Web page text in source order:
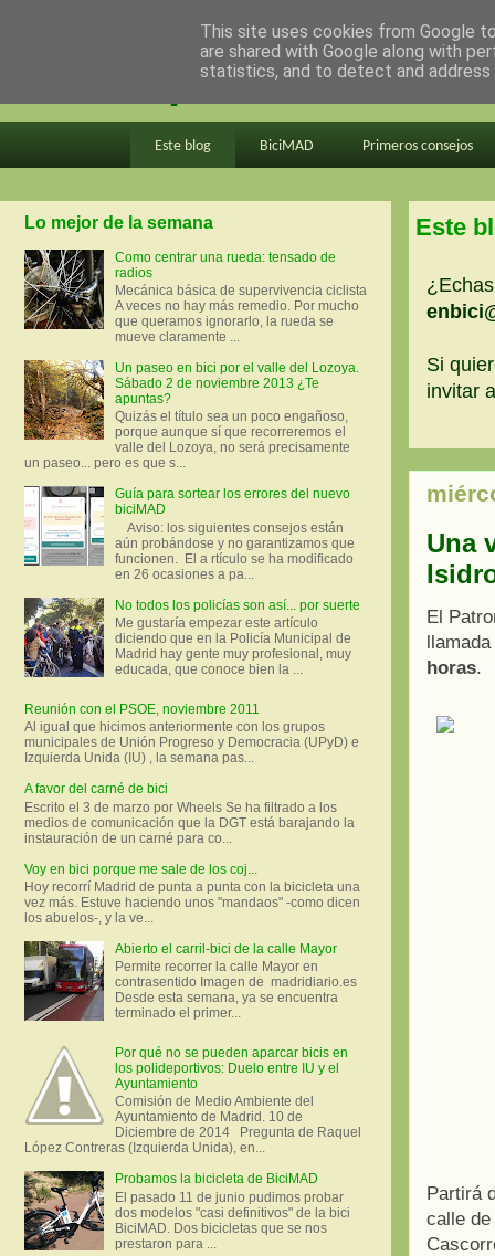
en bici por madrid
Este blog BiciMAD Primeros consejos
Este
Si
invitar
Una
El
llamada
horas.
Partirá
calle
Lo mejor de la semana
Como centrar una rueda: tensado de
radios
Mecánica básica de supervivencia ciclista
A veces no hay más remedio. Por mucho
que queramos ignorarlo, la rueda se
mueve claramente ...
Un paseo en bici por el valle del Lozoya.
Sábado 2 de noviembre 2013 ¿Te
apuntas?
Quizás el título sea un poco engañoso,
porque aunque sí que recorreremos el
valle del Lozoya, no será precisamente
un paseo... pero es que s...
Guía para sortear los errores del nuevo
biciMAD
Aviso: los siguientes consejos están
aún probándose y no garantizamos que
funcionen. El a rtículo se ha modificado
en 26 ocasiones a pa...
No todos los policías son así... por suerte
Me gustaría empezar este artículo
diciendo que en la Policía Municipal de
Madrid hay gente muy profesional, muy
educada, que conoce bien la ...
Reunión con el PSOE, noviembre 2011
Al igual que hicimos anteriormente con los grupos
municipales de Unión Progreso y Democracia (UPyD) e
Izquierda Unida (IU) , la semana pas...
A favor del carné de bici
Escrito el 3 de marzo por Wheels Se ha filtrado a los
medios de comunicación que la DGT está barajando la
instauración de un carné para co...
Voy en bici porque me sale de los coj...
Hoy recorrí Madrid de punta a punta con la bicicleta una
vez más. Estuve haciendo unos "mandaos" -como dicen
los abuelos-, y la ve...
Abierto el carril-bici de la calle Mayor
Permite recorrer la calle Mayor en
contrasentido Imagen de madridiario.es
Desde esta semana, ya se encuentra
terminado el primer...
Por qué no se pueden aparcar bicis en
los polideportivos: Duelo entre IU y el
Ayuntamiento
Comisión de Medio Ambiente del
Ayuntamiento de Madrid. 10 de
Diciembre de 2014 Pregunta de Raquel
López Contreras (Izquierda Unida), en...
Probamos la bicicleta de BiciMAD
El pasado 11 de junio pudimos probar
dos modelos "casi definitivos" de la bici
BiciMAD. Dos bicicletas que se nos
prestaron para ...
This site uses cookies from Google
are shared with Google along with
statistics, and to detect and address